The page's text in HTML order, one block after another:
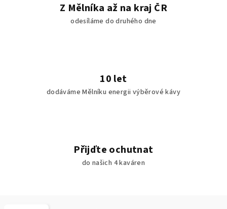
Z Mělníka až na kraj ČR
odesíláme do druhého dne
10 let
dodáváme Mělníku energii výběrové kávy
Přijďte ochutnat
do našich 4 kaváren